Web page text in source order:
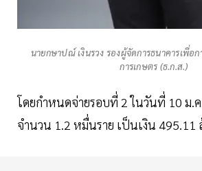
นายกษาปณ์ เงินรวง รองผู้จัดการธนาคารเพื่อ
การเกษตร (ธ.ก.ส.)
โดยกำหนดจ่ายรอบที่ 2 ในวันที่ 10 ม.
จำนวน 1.2 หมื่นราย เป็นเงิน 495.11